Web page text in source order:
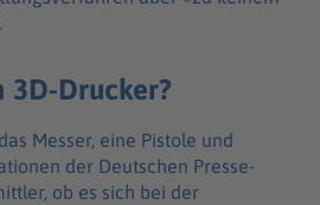
3D-Drucker?
Messer, eine Pistole und
der Deutschen Presse-
ob es sich bei der